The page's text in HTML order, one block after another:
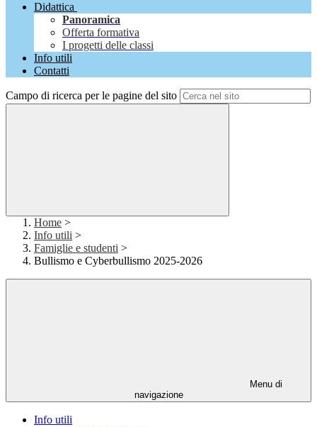
Didattica
Panoramica
Offerta formativa
I progetti delle classi
Info utili
Contatti
Campo di ricerca per le pagine del sito
Home >
Info utili >
Famiglie e studenti >
Bullismo e Cyberbullismo 2025-2026
Menu di
navigazione
Info utili